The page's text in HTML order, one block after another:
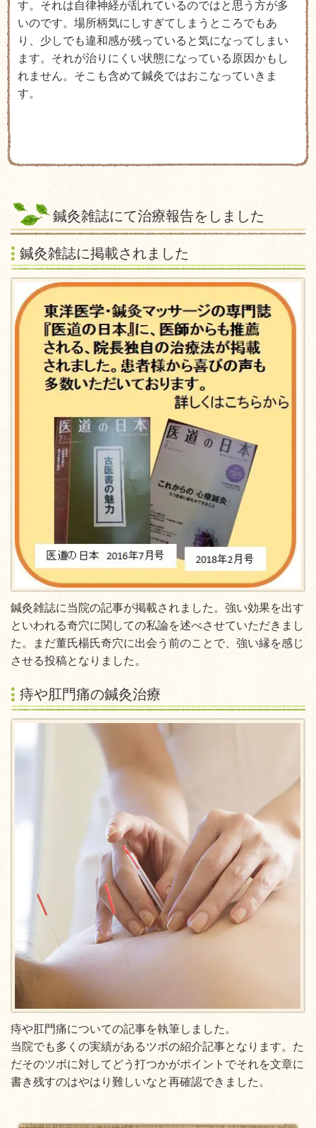
す。それは自律神経が乱れているのではと思う方が多
いのです。場所柄気にしすぎてしまうところでもあ
り、少しでも違和感が残っていると気になってしまい
ます。それが治りにくい状態になっている原因かもし
れません。そこも含めて鍼灸ではおこなっていきま
す。
鍼灸雑誌にて治療報告をしました
鍼灸雑誌に掲載されました
鍼灸雑誌に当院の記事が掲載されました。強い効果を出す
といわれる奇穴に関しての私論を述べさせていただきまし
た。まだ董氏楊氏奇穴に出会う前のことで、強い縁を感じ
させる投稿となりました。
痔や肛門痛の鍼灸治療
痔や肛門痛についての記事を執筆しました。
当院でも多くの実績があるツボの紹介記事となります。た
だそのツボに対してどう打つかがポイントでそれを文章に
書き残すのはやはり難しいなと再確認できました。